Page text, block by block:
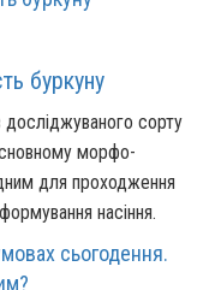
буркуну
досліджуваного сорту
морфо-
для проходження
насіння.